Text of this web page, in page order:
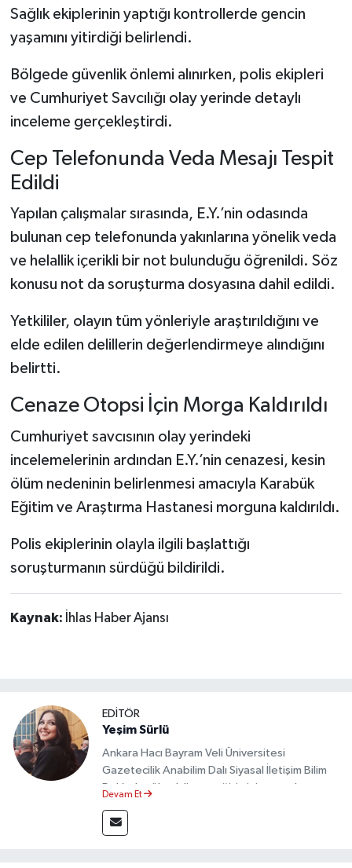
Sağlık ekiplerinin yaptığı kontrollerde gencin
yaşamını yitirdiği belirlendi.
Bölgede güvenlik önlemi alınırken, polis ekipleri
ve Cumhuriyet Savcılığı olay yerinde detaylı
inceleme gerçekleştirdi.
Cep Telefonunda Veda Mesajı Tespit
Edildi
Yapılan çalışmalar sırasında, E.Y.’nin odasında
bulunan cep telefonunda yakınlarına yönelik veda
ve helallik içerikli bir not bulunduğu öğrenildi. Söz
konusu not da soruşturma dosyasına dahil edildi.
Yetkililer, olayın tüm yönleriyle araştırıldığını ve
elde edilen delillerin değerlendirmeye alındığını
belirtti.
Cenaze Otopsi İçin Morga Kaldırıldı
Cumhuriyet savcısının olay yerindeki
incelemelerinin ardından E.Y.’nin cenazesi, kesin
ölüm nedeninin belirlenmesi amacıyla Karabük
Eğitim ve Araştırma Hastanesi morguna kaldırıldı.
Polis ekiplerinin olayla ilgili başlattığı
soruşturmanın sürdüğü bildirildi.
Kaynak: İhlas Haber Ajansı
EDİTÖR
Yeşim Sürlü
Ankara Hacı Bayram Veli Üniversitesi
Gazetecilik Anabilim Dalı Siyasal İletişim Bilim
Dalı’nda yüksek lisans eğitimini tamamlamıştır.
akademik çalışmalar gerçekleştirmiştir.
Taşköprü Postası internet haber sitesinde
Devam Et
Siyaset Haberleri
Dünya Haberleri
Haber Arşivi